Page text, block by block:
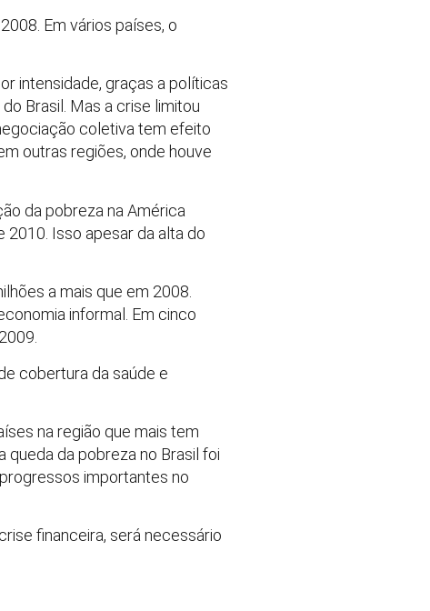
Em vários países, o
intensidade, graças a políticas
Brasil. Mas a crise limitou
coletiva tem efeito
outras regiões, onde houve
da pobreza na América
2010. Isso apesar da alta do
a mais que em 2008.
informal. Em cinco
cobertura da saúde e
na região que mais tem
queda da pobreza no Brasil foi
importantes no
financeira, será necessário